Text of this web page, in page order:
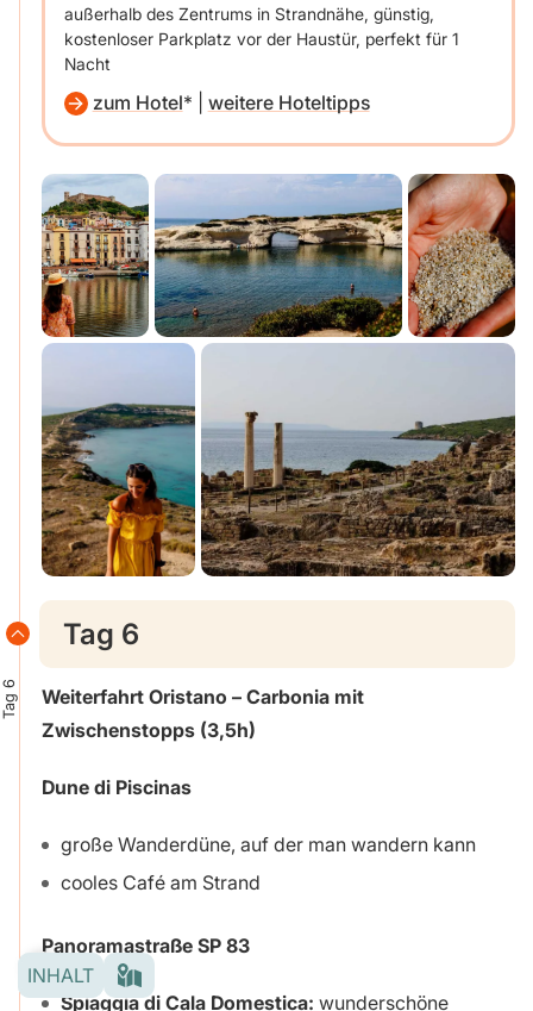
außerhalb des Zentrums in Strandnähe, günstig,
kostenloser Parkplatz vor der Haustür, perfekt für 1
Nacht
zum Hotel weitere Hoteltipps
Tag 6
Tag 6
Weiterfahrt Oristano – Carbonia mit
Zwischenstopps (3,5h)
Dune di Piscinas
große Wanderdüne, auf der man wandern kann
cooles Café am Strand
Panoramastraße SP 83
Spiaggia di Cala Domestica: wunderschöne
INHALT